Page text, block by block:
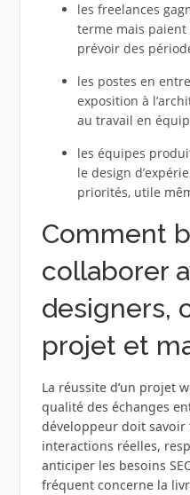
les freelances
terme mais
prévoir des
les postes en
exposition à
au travail en
les équipes
le design
priorités, utile
Comment
collaborer
designers,
projet et
La réussite d’un projet
qualité des échanges
développeur doit
interactions réelles,
anticiper les besoins
fréquent concerne la